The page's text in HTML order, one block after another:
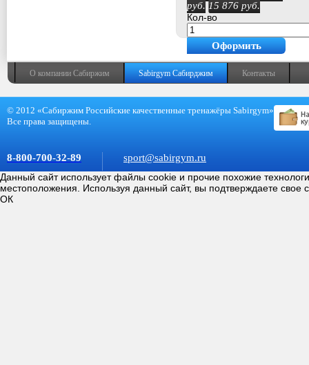
руб. 15 876 руб.
Кол-во
Оформить
покупку
О компании Сабиржим Sabirgym Сабирджим Контакты
© 2012 «Сабиржим Российские качественные тренажёры Sabirgym»
Все права защищены.
8-800-700-32-89
sport@sabirgym.ru
Данный сайт использует файлы cookie и прочие похожие
местоположения. Используя данный сайт, вы подтверждаете свое
ОК